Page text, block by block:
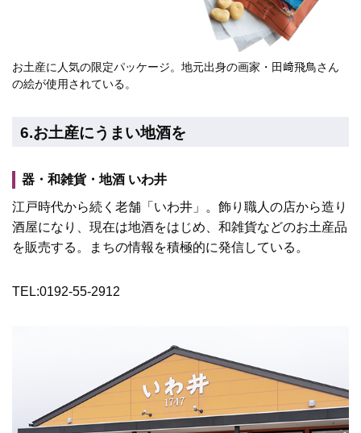
お土産に人気の限定パッケージ。地元出身の画家・田﨑飛鳥さん
の絵が使用されている。
6.お土産にうまい地酒を
器・和雑貨・地酒 いわ井
江戸時代から続く老舗「いわ井」。飾り職人の店から造り
酒屋になり、現在は地酒をはじめ、和雑貨などのお土産品
を販売する。まちの情報を積極的に発信している。
TEL:0192-55-2912